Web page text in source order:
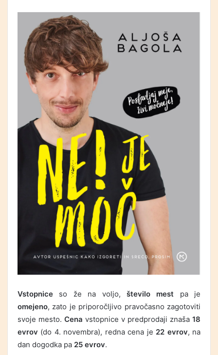
Vstopnice so že na voljo, število mest pa je
omejeno, zato je priporočljivo pravočasno zagotoviti
svoje mesto. Cena vstopnice v predprodaji znaša 18
evrov (do 4. novembra), redna cena je 22 evrov, na
dan dogodka pa 25 evrov.